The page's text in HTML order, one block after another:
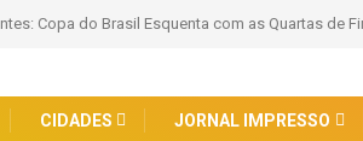
Copa do Brasil Esquenta com as Quartas de
CIDADES JORNAL IMPRESSO